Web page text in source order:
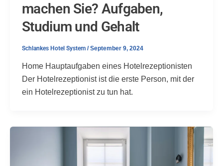
machen Sie? Aufgaben,
Studium und Gehalt
Schlankes Hotel System /September 9, 2024
Home Hauptaufgaben eines Hotelrezeptionisten
Der Hotelrezeptionist ist die erste Person, mit der
ein Hotelrezeptionist zu tun hat.